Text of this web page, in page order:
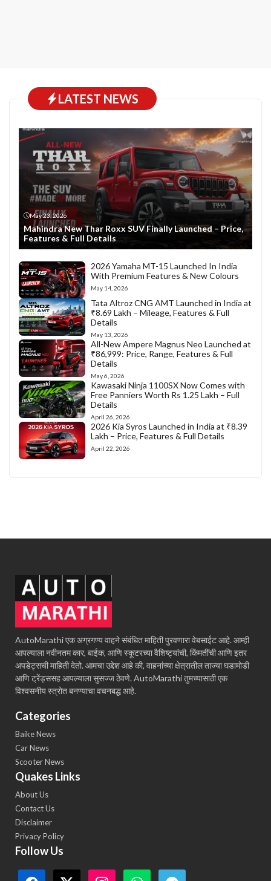
LATEST NEWS
May 23, 2026
Mahindra New Thar Roxx SUV Finally Launched – Price,
Features & Full Details
2026 Yamaha MT-15 Launched In India
With Premium Features & New Colours
May 14, 2026
Tata Altroz CNG AMT Launched in India at
₹8.69 Lakh – Mileage, Features & Full
Details
May 13, 2026
All-New Ampere Magnus Neo Launched at
₹86,999: Price, Range, Features & Full
Details
May 6, 2026
Kawasaki Ninja 1100SX Now Comes with
Free Panniers Worth Rs 1.25 Lakh – Full
Details
April 26, 2026
2026 Kia Syros Launched in India at ₹8.39
Lakh – Price, Features & Full Details
April 22, 2026
AutoMarathi एक अग्रगण्य वाहने संबंधित माहिती पुरवणारा वेबसाईट आहे. आम्ही
आपल्याला नवीनतम कार, बाईक, आणि स्कूटरच्या वैशिष्ट्यांची, किंमतींची आणि इतर
अपडेट्सची माहिती देतो. आमचा उद्देश आहे की, वाहनांच्या क्षेत्रातील ताज्या घडामोडी
आणि ट्रेंड्ससह आपल्याला सुसज्ज ठेवणे. AutoMarathi तुमच्यासाठी एक
विश्वसनीय स्त्रोत बनण्याचा वचनबद्ध आहे.
Categories
Baike News
Car News
Scooter News
Quakes Links
About Us
Contact Us
Disclaimer
Privacy Policy
Follow Us